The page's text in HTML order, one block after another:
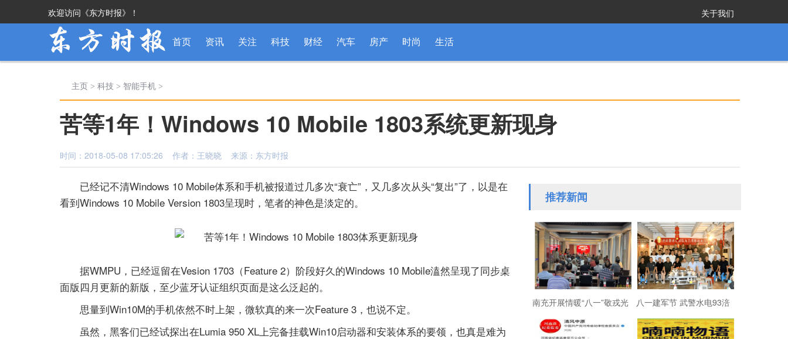
欢迎访问《东方时报》！ 关于我们
首页 资讯 关注 科技 财经 汽车 房产 时尚 生活
主页 > 科技 > 智能手机 >
苦等1年！Windows 10 Mobile 1803系统更新现身
时间：2018-05-08 17:05:26 作者：王晓晓 来源：东方时报
已经记不清Windows 10 Mobile体系和手机被报道过几多次“衰亡”，又几多次从头“复出”了，以是在
看到Windows 10 Mobile Version 1803呈现时，笔者的神色是淡定的。
据WMPU，已经逗留在Vesion 1703（Feature 2）阶段好久的Windows 10 Mobile溘然呈现了同步桌
面版四月更新的新版，至少蓝牙认证组织页面是这么泛起的。
思量到Win10M的手机依然不时上架，微软真的来一次Feature 3，也说不定。
虽然，黑客们已经试探出在Lumia 950 XL上完备挂载Win10启动器和安装体系的要领，也真是难为
推荐新闻
南充开展情暖“八一”敬戎光
·拥军助老进社区慰问活动
八一建军节 武警水电93涪
陵战友欢聚磐石玉寨赓续